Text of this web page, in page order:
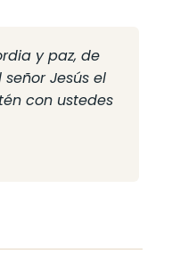
y paz, de
Jesús el
con ustedes